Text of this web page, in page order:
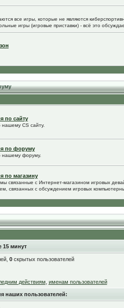
все игры, которые не являются
игры (игровые приставки) - всё это
по сайту
CS сайту.
по форуму
нашему форуму.
по магазину
связанные с Интернет-магазином игровых
связанных с обсуждением игровых
15 минут
0скрытых пользователей
действиям именам пользователей
наших пользователей: